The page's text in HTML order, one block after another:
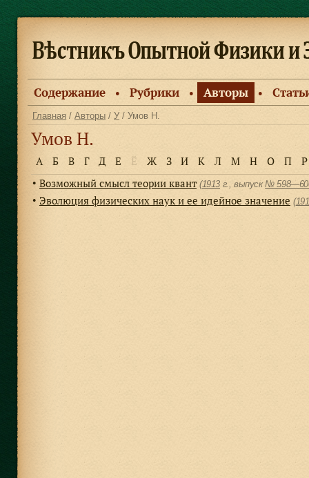
Содержание ● Рубрики ● Авторы ●
Главная / Авторы / У / Умов Н.
Умов Н.
А Б В Г Д Е Ё Ж З И К Л М Н О П Р
● Возможный смысл теории квант (1913 г., выпуск№
● Эволюция физических наук и ее идейное значение (